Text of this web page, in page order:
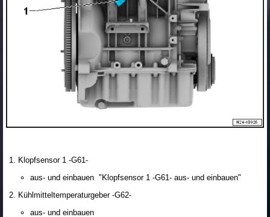
Klopfsensor 1 -G61-
aus- und einbauen "Klopfsensor 1 -G61- aus- und einbauen"
Kühlmitteltemperaturgeber -G62-
aus- und einbauen